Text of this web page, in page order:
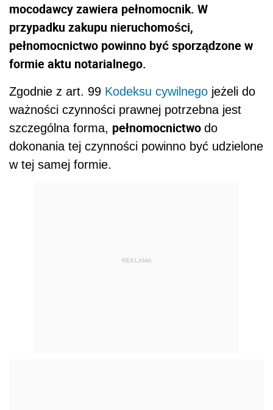
mocodawcy zawiera pełnomocnik. W
przypadku zakupu nieruchomości,
pełnomocnictwo powinno być sporządzone w
formie aktu notarialnego.
Zgodnie z art. 99 Kodeksu cywilnego jeżeli do
ważności czynności prawnej potrzebna jest
szczególna forma, pełnomocnictwo do
dokonania tej czynności powinno być udzielone
w tej samej formie.
REKLAMA